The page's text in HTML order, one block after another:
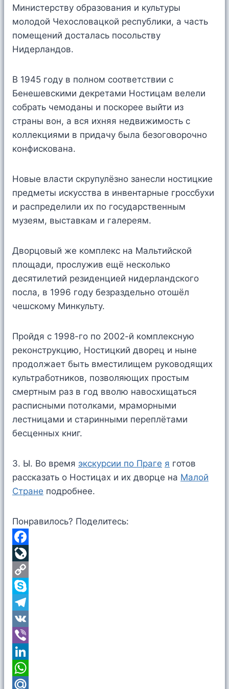
Министерству образования и культуры
молодой Чехословацкой республики, а часть
помещений досталась посольству
Нидерландов.
В 1945 году в полном соответствии с
Бенешевскими декретами Ностицам велели
собрать чемоданы и поскорее выйти из
страны вон, а вся ихняя недвижимость с
коллекциями в придачу была безоговорочно
конфискована.
Новые власти скрупулёзно занесли ностицкие
предметы искусства в инвентарные гроссбухи
и распределили их по государственным
музеям, выставкам и галереям.
Дворцовый же комплекс на Мальтийской
площади, прослужив ещё несколько
десятилетий резиденцией нидерландского
посла, в 1996 году безраздельно отошёл
чешскому Минкульту.
Пройдя с 1998-го по 2002-й комплексную
реконструкцию, Ностицкий дворец и ныне
продолжает быть вместилищем руководящих
культработников, позволяющих простым
смертным раз в год вволю навосхищаться
расписными потолками, мраморными
лестницами и старинными переплётами
бесценных книг.
З. Ы. Во время экскурсии по Праге я готов
рассказать о Ностицах и их дворце на Малой
Стране подробнее.
Понравилось? Поделитесь:
F
a
c
e
b
o
o
k
L
v
e
J
o
u
r
C
o
p
y
L
n
S
k
y
p
e
T
e
e
g
V
K
V
b
L
W